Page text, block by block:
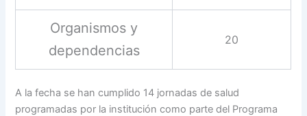
Organismos y
dependencias
20
A la fecha se han cumplido 14 jornadas de salud
programadas por la institución como parte del Programa